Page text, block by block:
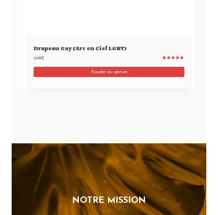
Drapeau Gay (Arc en Ciel LGBT)
notation
14.99€
Ajouter au panier
NOTRE MISSION